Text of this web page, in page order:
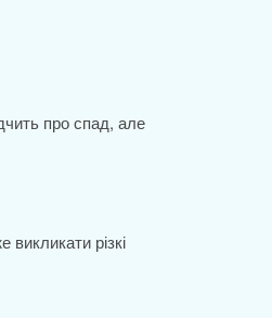
про спад, але
викликати різкі